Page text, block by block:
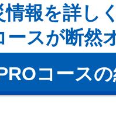
情報を詳し
ースが断然
コース